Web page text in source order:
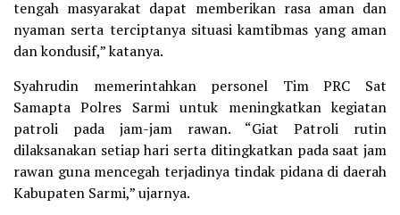
tengah masyarakat dapat memberikan rasa aman dan
nyaman serta terciptanya situasi kamtibmas yang aman
dan kondusif,” katanya.
Syahrudin memerintahkan personel Tim PRC Sat
Samapta Polres Sarmi untuk meningkatkan kegiatan
patroli pada jam-jam rawan. “Giat Patroli rutin
dilaksanakan setiap hari serta ditingkatkan pada saat jam
rawan guna mencegah terjadinya tindak pidana di daerah
Kabupaten Sarmi,” ujarnya.